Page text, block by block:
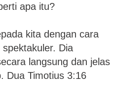
apa itu?
kita dengan cara
Dia
langsung dan jelas
Dua Timotius 3:16